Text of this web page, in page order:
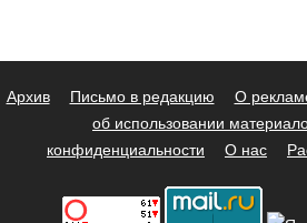
Архив Письмо в редакцию О
об использовании
конфиденциальности
О нас